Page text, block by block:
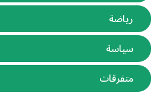
رياضة
سياسة
متفرقات